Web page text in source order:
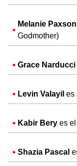
Melanie Paxson
Godmother)
Grace Narducci
Levin Valayil es
Kabir Bery es
Shazia Pascal